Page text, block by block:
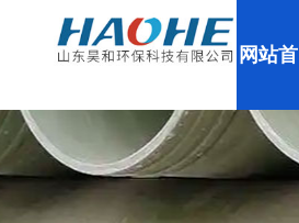
网站首
页